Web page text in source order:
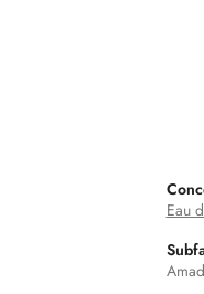
Eau